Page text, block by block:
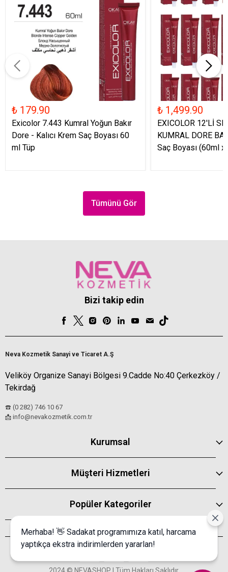
₺ 179.90
Exicolor 7.443 Kumral Yoğun Bakır
Dore - Kalıcı Krem Saç Boyası 60
ml Tüp
₺ 1,499.90
EXICOLOR 12'Lİ
KUMRAL DORE
Saç Boyası (60ml
Tümünü Gör
Bizi takip edin
Neva Kozmetik Sanayi ve Ticaret A.Ş
Veliköy Organize Sanayi Bölgesi 9.Cadde No:40 Çerkezköy /
Tekirdağ
☎️ (0 282) 746 10 67
📩 info@nevakozmetik.com.tr
Kurumsal
Müşteri Hizmetleri
Popüler Kategoriler
Merhaba! 👋 Sadakat programımıza katıl, harcama
yaptıkça ekstra indirimlerden yararlan!